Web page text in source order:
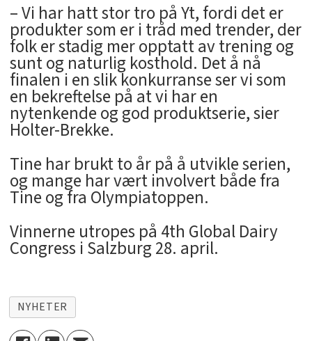
– Vi har hatt stor tro på Yt, fordi det er
produkter som er i tråd med trender, der
folk er stadig mer opptatt av trening og
sunt og naturlig kosthold. Det å nå
finalen i en slik konkurranse ser vi som
en bekreftelse på at vi har en
nytenkende og god produktserie, sier
Holter-Brekke.
Tine har brukt to år på å utvikle serien,
og mange har vært involvert både fra
Tine og fra Olympiatoppen.
Vinnerne utropes på 4th Global Dairy
Congress i Salzburg 28. april.
NYHETER